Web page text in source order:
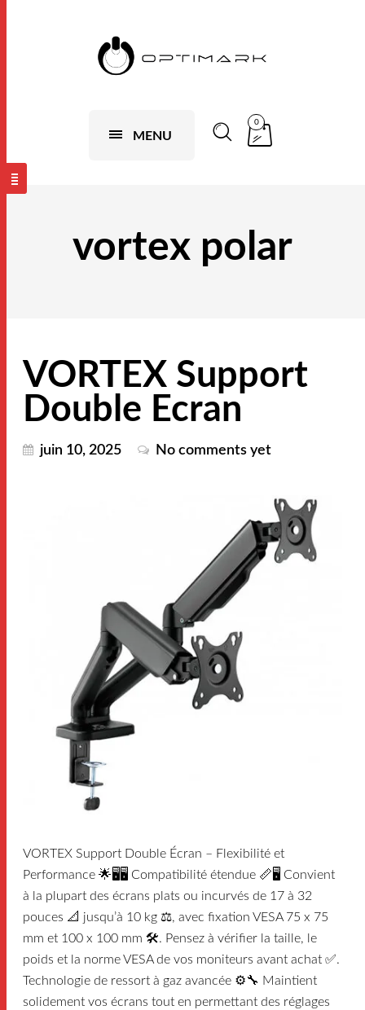
MENU
0
vortex polar
VORTEX Support
Double Ecran
juin 10, 2025 No comments yet
VORTEX Support Double Écran – Flexibilité et
Performance 🌟🖥️🖥️ Compatibilité étendue 📏🖥️ Convient
à la plupart des écrans plats ou incurvés de 17 à 32
pouces 📐 jusqu’à 10 kg ⚖️, avec fixation VESA 75 x 75
mm et 100 x 100 mm 🛠️. Pensez à vérifier la taille, le
poids et la norme VESA de vos moniteurs avant achat ✅.
Technologie de ressort à gaz avancée ⚙️🔧 Maintient
solidement vos écrans tout en permettant des réglages